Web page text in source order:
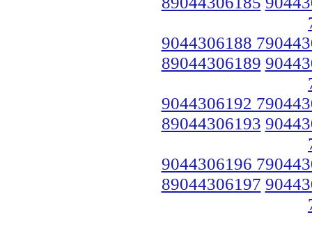
9044306188
89044306189
9044306192
89044306193
9044306196
89044306197